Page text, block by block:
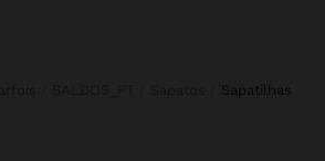
sapatilhas